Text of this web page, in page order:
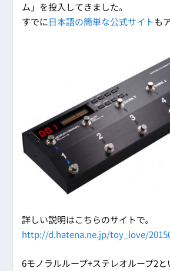
ム」を投入してきました。
すでに日本語の簡単な公式サイトも
詳しい説明はこちらのサイトで。
http://d.hatena.ne.jp/toy_love/
6モノラルループ+ステレオループ2